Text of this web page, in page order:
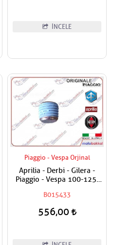
İNCELE
Piaggio - Vespa Orjinal
Aprilia - Derbi - Gilera -
Piaggio - Vespa 100-125-
500-800-850 Karter Tapası
B015433
556,00